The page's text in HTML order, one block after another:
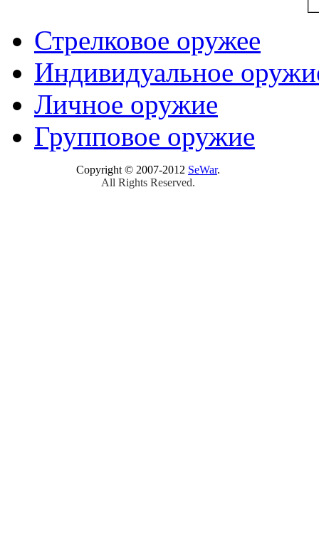
Стрелковое оружее
Индивидуальное
Личное оружие
Групповое оружие
Copyright © 2007-2012 SeWar.
All Rights Reserved.